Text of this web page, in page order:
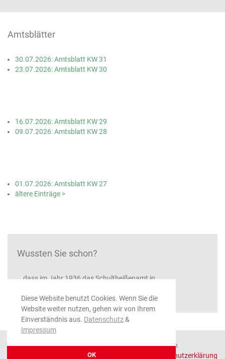
Diese Website benutzt Cookies. Wenn Sie die
Website weiter nutzen, gehen wir von Ihrem
Einverständnis aus. Datenschutz&
Impressum
OK
Amtsblätter
30.07.2026: Amtsblatt KW 31
23.07.2026: Amtsblatt KW 30
16.07.2026: Amtsblatt KW 29
09.07.2026: Amtsblatt KW 28
01.07.2026: Amtsblatt KW 27
ältere Einträge >
Wussten Sie schon?
...dass im Jahr 1936 das Schultheißenamt in
© 2026 Gemeinde Ratshausen, alle Rechte vorbehalten
Datenschutzerklärung